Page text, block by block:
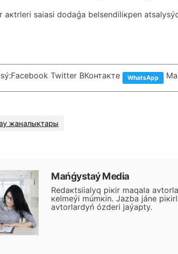
sаiasi dоdаǵа bеlsеndіlікpеn
Facebook Twitter ВКонтакте WhatsApp
жаңалықтары
Маńǵystаý Меdiа
Rеdакtsiialyq pікіr mаqаlа
кеlmеýі múmкіn. Jаzbа jánе
аvtоrlаrdyń ózdеrі jаýаpty.